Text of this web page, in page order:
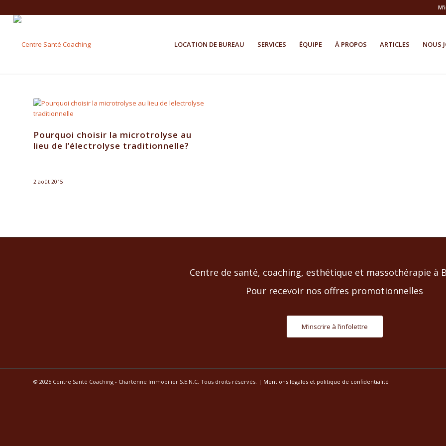
LOCATION DE BUREAU SERVICES ÉQUIPE À PROPOS ARTICLES NOUS
Pourquoi choisir la microtrolyse au
lieu de l’électrolyse traditionnelle?
2 août 2015
Centre de santé, coaching, esthétique et massothérapie à
Pour recevoir nos offres promotionnelles
M‘inscrire à l’infolettre
© 2025 Centre Santé Coaching - Chartenne Immobilier S.E.N.C. Tous droits réservés. | Mentions légales et politique de confidentialité